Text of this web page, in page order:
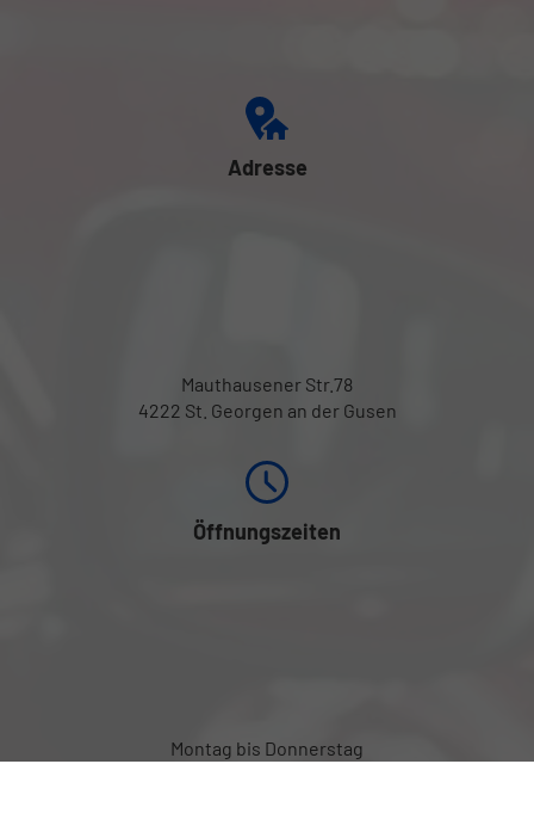
Adresse
Mauthausener Str.78
4222 St. Georgen an der Gusen
Öffnungszeiten
Montag bis Donnerstag